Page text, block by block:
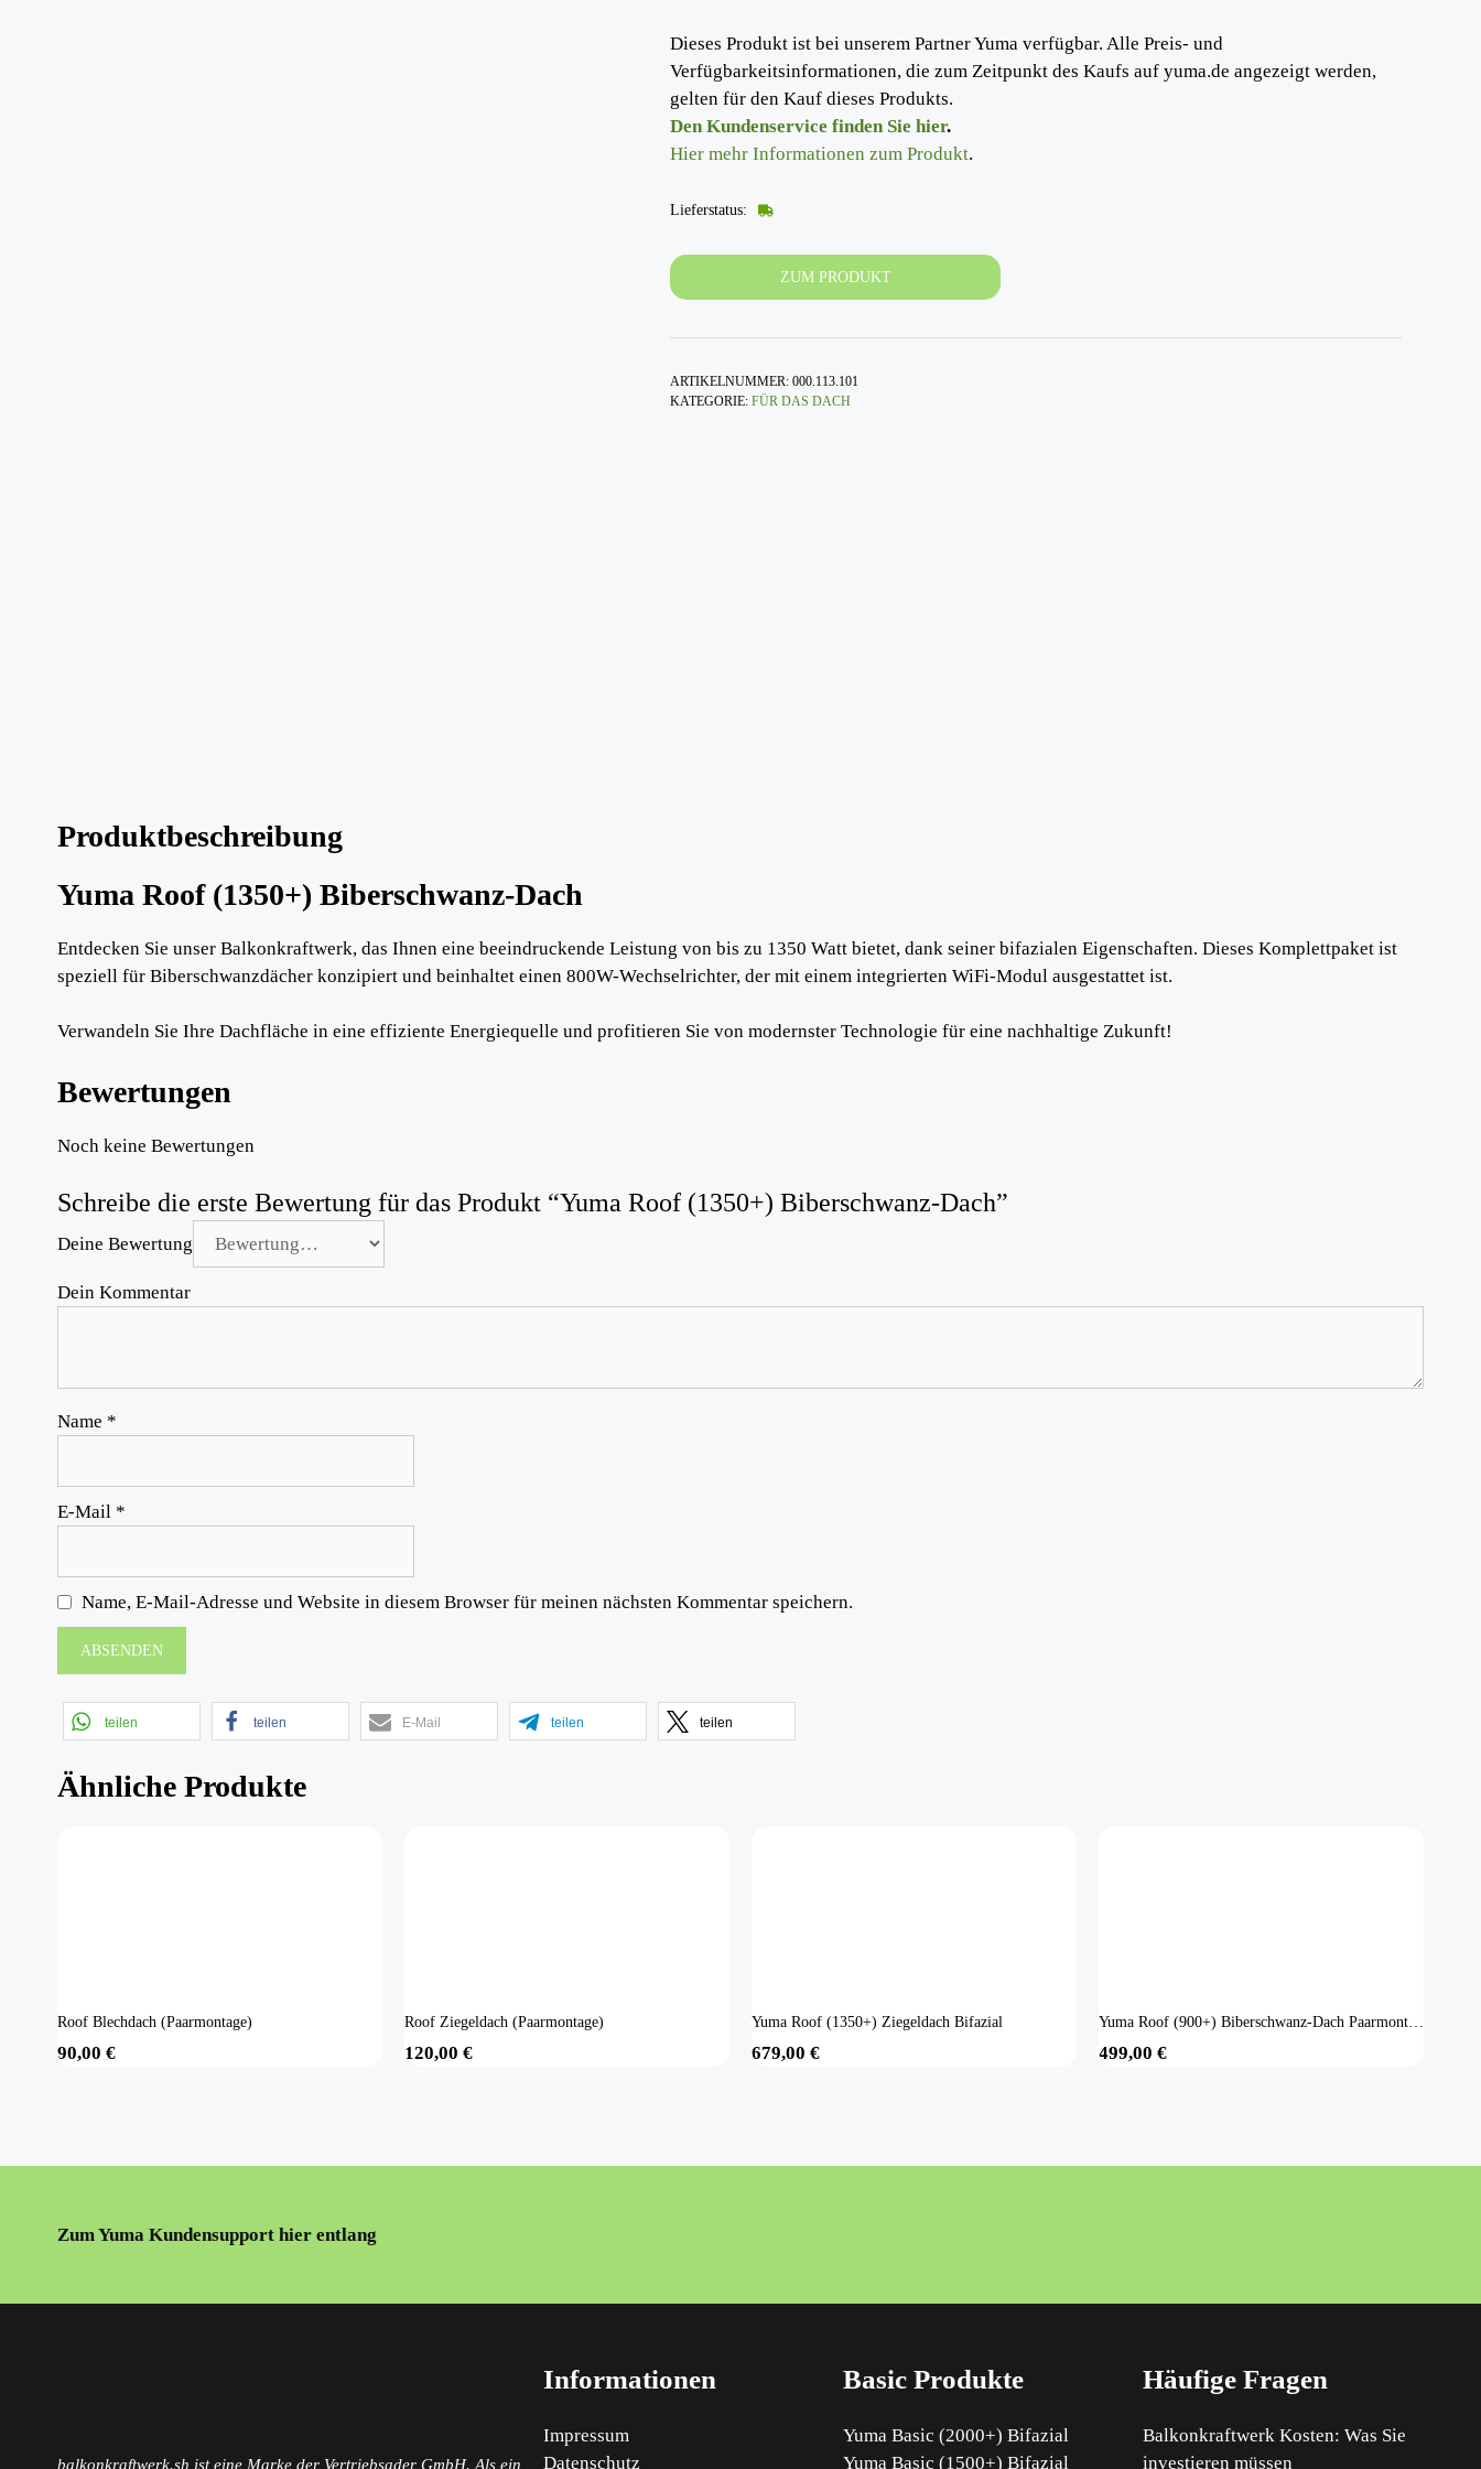
Dieses Produkt ist bei unserem Partner Yuma verfügbar. Alle Preis- und
Verfügbarkeitsinformationen, die zum Zeitpunkt des Kaufs auf yuma.de angezeigt werden,
gelten für den Kauf dieses Produkts.
Den Kundenservice finden Sie hier.
Hier mehr Informationen zum Produkt.
Lieferstatus:
ZUM PRODUKT
ARTIKELNUMMER: 000.113.101
KATEGORIE: FÜR DAS DACH
Produktbeschreibung
Yuma Roof (1350+) Biberschwanz-Dach
Entdecken Sie unser Balkonkraftwerk, das Ihnen eine beeindruckende Leistung von bis zu 1350 Watt bietet, dank seiner bifazialen Eigenschaften. Dieses Komplettpaket ist
speziell für Biberschwanzdächer konzipiert und beinhaltet einen 800W-Wechselrichter, der mit einem integrierten WiFi-Modul ausgestattet ist.
Verwandeln Sie Ihre Dachfläche in eine effiziente Energiequelle und profitieren Sie von modernster Technologie für eine nachhaltige Zukunft!
Bewertungen
Noch keine Bewertungen
Schreibe die erste Bewertung für das Produkt “Yuma Roof (1350+) Biberschwanz-Dach”
Deine Bewertung
Dein Kommentar
Name *
E-Mail *
Name, E-Mail-Adresse und Website in diesem Browser für meinen nächsten Kommentar speichern.
teilen teilen E-Mail teilen teilen
Ähnliche Produkte
Roof Blechdach (Paarmontage)
90,00 €
Roof Ziegeldach (Paarmontage)
120,00 €
Yuma Roof (1350+) Ziegeldach Bifazial
679,00 €
Yuma Roof (900+) Biberschwanz-Dach Paarmontage
499,00 €
Zum Yuma Kundensupport hier entlang
balkonkraftwerk.sh ist eine Marke der Vertriebsader GmbH. Als ein
Informationen
Impressum
Datenschutz
Basic Produkte
Yuma Basic (2000+) Bifazial
Yuma Basic (1500+) Bifazial
Häufige Fragen
Balkonkraftwerk Kosten: Was Sie
investieren müssen